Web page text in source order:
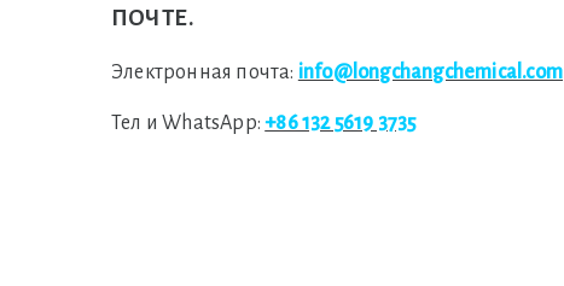
почте.
Электронная почта: info@longchangchemical.com
Тел и WhatsApp:+86 132 5619 3735